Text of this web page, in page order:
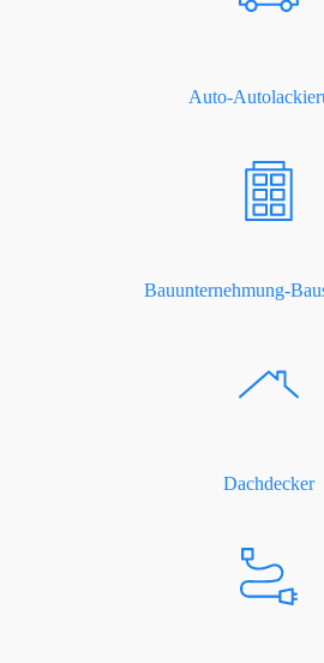
Auto-
Bauunternehmung-
Dachdecker